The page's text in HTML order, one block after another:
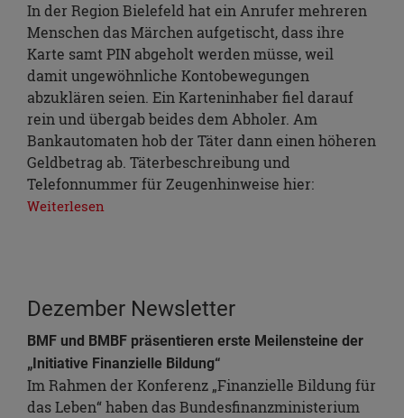
In der Region Bielefeld hat ein Anrufer mehreren
Menschen das Märchen aufgetischt, dass ihre
Karte samt PIN abgeholt werden müsse, weil
damit ungewöhnliche Kontobewegungen
abzuklären seien. Ein Karteninhaber fiel darauf
rein und übergab beides dem Abholer. Am
Bankautomaten hob der Täter dann einen höheren
Geldbetrag ab. Täterbeschreibung und
Telefonnummer für Zeugenhinweise hier:
Weiterlesen
Dezember Newsletter
BMF und BMBF präsentieren erste Meilensteine der
„Initiative Finanzielle Bildung“
Im Rahmen der Konferenz „Finanzielle Bildung für
das Leben“ haben das Bundesfinanzministerium